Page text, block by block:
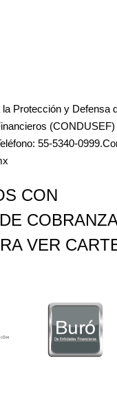
Protección y Defensa
(CONDUSEF)
55-5340-
CON
COBRANZA
VER